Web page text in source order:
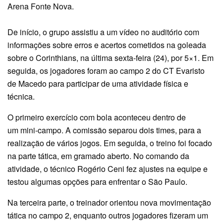
Arena Fonte Nova.
De início, o grupo assistiu a um vídeo no auditório com
informações sobre erros e acertos cometidos na goleada
sobre o Corinthians, na última sexta-feira (24), por 5×1. Em
seguida, os jogadores foram ao campo 2 do CT Evaristo
de Macedo para participar de uma atividade física e
técnica.
O primeiro exercício com bola aconteceu dentro de
um mini-campo. A comissão separou dois times, para a
realização de vários jogos. Em seguida, o treino foi focado
na parte tática, em gramado aberto. No comando da
atividade, o técnico Rogério Ceni fez ajustes na equipe e
testou algumas opções para enfrentar o São Paulo.
Na terceira parte, o treinador orientou nova movimentação
tática no campo 2, enquanto outros jogadores fizeram um